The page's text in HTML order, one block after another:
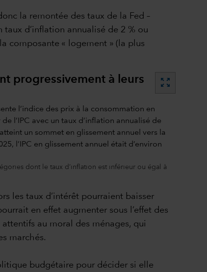
la remontée des taux de la Fed –
d’inflation annualisé de 2 % ou
composante « logement » (la plus
progressivement à leurs
zoom_out_map
dont le taux d’inflation est inférieur ou égal à
les taux d’intérêt pourraient baisser
en effet augmenter sous l’effet des
au moral des ménages, qui
marchés.
budgétaire pour décider si elle